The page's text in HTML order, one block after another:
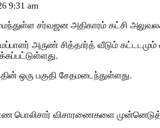
9:31 am
சர்வஜன அதிகாரம் கட்சி
அருண் சித்தார்த் வீடும்
ஒரு பகுதி சேதமடைந்துள்ளது.
பொலிசார் விசாரணைகளை